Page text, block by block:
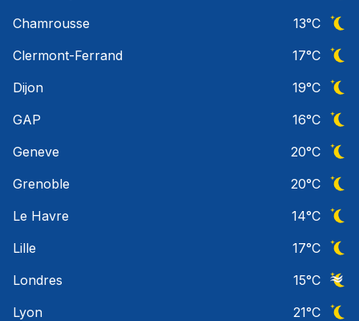
Chamrousse
13°C
Clermont-Ferrand
17°C
Dijon
19°C
GAP
16°C
Geneve
20°C
Grenoble
20°C
Le Havre
14°C
Lille
17°C
Londres
15°C
Lyon
21°C